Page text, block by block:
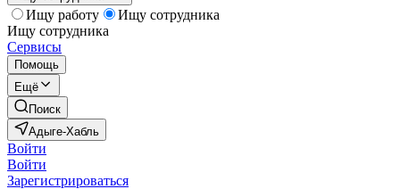
Ищу работу
Ищу сотрудника
Ищу сотрудника
Сервисы
Помощь
Ещё
Поиск
Адыге-Хабль
Войти
Войти
Зарегистрироваться